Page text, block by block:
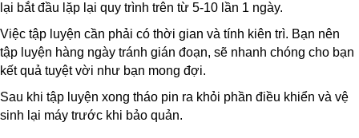
lại bắt đầu lặp lại quy trình trên từ 5-10 lần 1 ngày.
Việc tập luyện cần phải có thời gian và tính kiên trì. Bạn nên
tập luyện hàng ngày tránh gián đoạn, sẽ nhanh chóng cho bạn
kết quả tuyệt vời như bạn mong đợi.
Sau khi tập luyện xong tháo pin ra khỏi phần điều khiển và vệ
sinh lại máy trước khi bảo quản.